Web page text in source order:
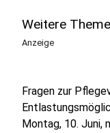
Weitere
Anzeige
Fragen zur
Montag, 10. Juni,